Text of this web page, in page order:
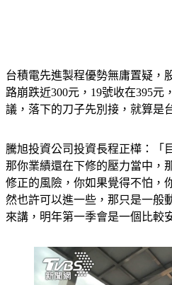
台積電先進製程優勢無庸置疑，
路崩跌近300元，19號收在395元
騰旭投資公司投資長程正樺：「
那你業績還在下修的壓力當中，
修正的風險，你如果覺得不怕，
然也許可以進一些，那只是一般